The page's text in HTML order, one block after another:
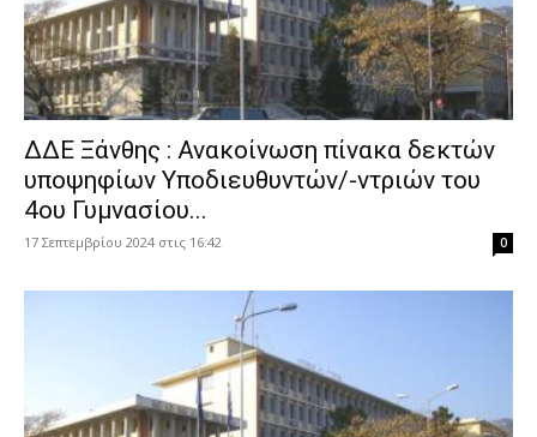
ΔΔΕ Ξάνθης : Ανακοίνωση πίνακα δεκτών
υποψηφίων Υποδιευθυντών/-ντριών του
4ου Γυμνασίου...
17 Σεπτεμβρίου 2024 στις 16:42 0